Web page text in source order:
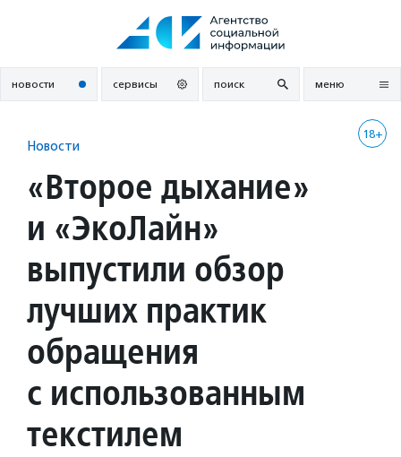
новости сервисы поиск меню
18+
Новости
«Второе дыхание»
и «ЭкоЛайн»
выпустили обзор
лучших практик
обращения
с использованным
текстилем